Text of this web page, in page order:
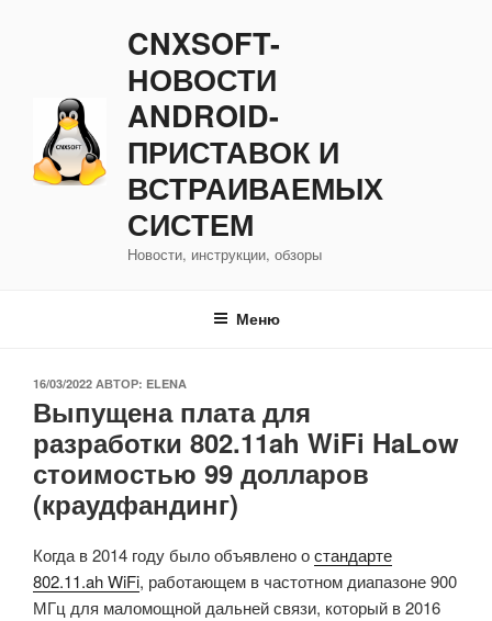
CNXSOFT-
НОВОСТИ
ANDROID-
ПРИСТАВОК И
ВСТРАИВАЕМЫХ
СИСТЕМ
Новости, инструкции, обзоры
Меню
ОПУБЛИКОВАНО
16/03/2022 АВТОР: ELENA
Выпущена плата для
разработки 802.11ah WiFi HaLow
стоимостью 99 долларов
(краудфандинг)
Когда в 2014 году было объявлено остандарте
802.11.ah WiFi, работающем в частотном диапазоне 900
МГц для маломощной дальней связи, который в 2016